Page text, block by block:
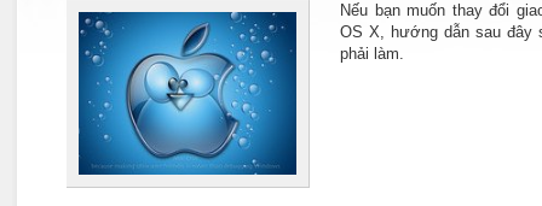
Nếu bạn muốn thay đổi
OS X, hướng dẫn sau đây
phải làm.